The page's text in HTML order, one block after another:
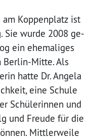
Kop­pen­platz ist
Sie wur­de 2008 ge­
ein ehe­ma­li­ges
Ber­lin-Mit­te. Als
hatte Dr. Angela
eine Schule
Schülerinnen und
und Freude für die
Mittlerweile